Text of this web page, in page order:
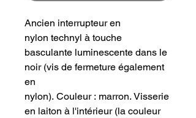
Ancien interrupteur en
nylon technyl à touche
basculante luminescente dans le
noir (vis de fermeture également
en
nylon). Couleur : marron. Visserie
en laiton à l'intérieur (la couleur